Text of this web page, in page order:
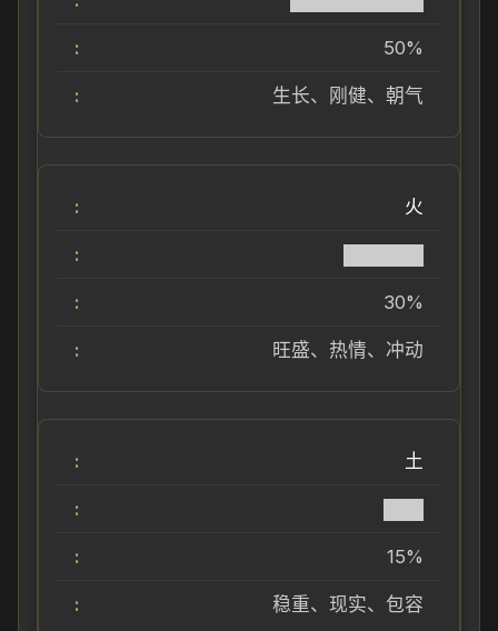
50%
生长、刚健、朝气
火
30%
旺盛、热情、冲动
土
15%
稳重、现实、包容